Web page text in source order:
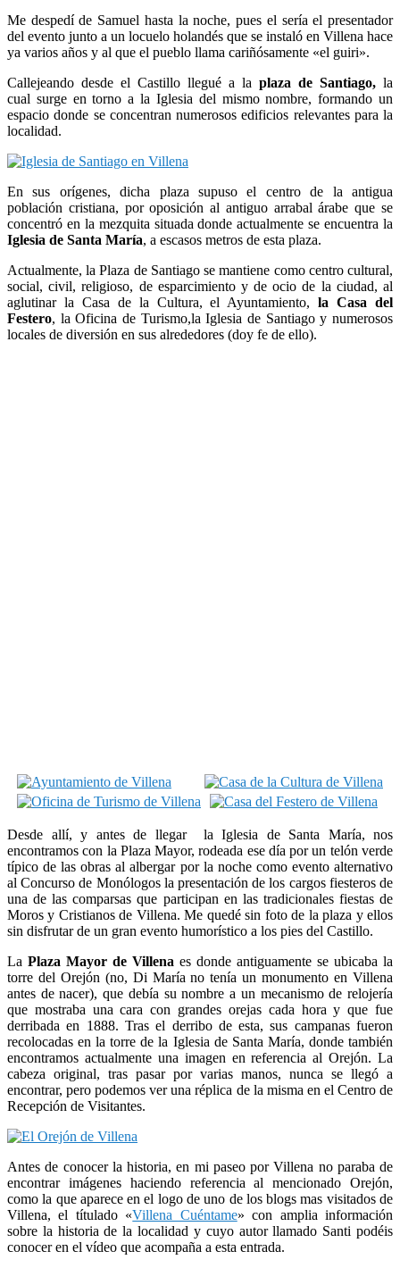
Me despedí de Samuel hasta la noche, pues el sería el presentador
del evento junto a un locuelo holandés que se instaló en Villena hace
ya varios años y al que el pueblo llama cariñósamente «el guiri».
Callejeando desde el Castillo llegué a la plaza de Santiago, la
cual surge en torno a la Iglesia del mismo nombre, formando un
espacio donde se concentran numerosos edificios relevantes para la
localidad.
En sus orígenes, dicha plaza supuso el centro de la antigua
población cristiana, por oposición al antiguo arrabal árabe que se
concentró en la mezquita situada donde actualmente se encuentra la
Iglesia de Santa María, a escasos metros de esta plaza.
Actualmente, la Plaza de Santiago se mantiene como centro cultural,
social, civil, religioso, de esparcimiento y de ocio de la ciudad, al
aglutinar la Casa de la Cultura, el Ayuntamiento,la Casa del
Festero, la Oficina de Turismo,la Iglesia de Santiago y numerosos
locales de diversión en sus alrededores (doy fe de ello).
Desde allí, y antes de llegar la Iglesia de Santa María, nos
encontramos con la Plaza Mayor, rodeada ese día por un telón verde
típico de las obras al albergar por la noche como evento alternativo
al Concurso de Monólogos la presentación de los cargos fiesteros de
una de las comparsas que participan en las tradicionales fiestas de
Moros y Cristianos de Villena. Me quedé sin foto de la plaza y ellos
sin disfrutar de un gran evento humorístico a los pies del Castillo.
La Plaza Mayor de Villena es donde antiguamente se ubicaba la
torre del Orejón (no, Di María no tenía un monumento en Villena
antes de nacer), que debía su nombre a un mecanismo de relojería
que mostraba una cara con grandes orejas cada hora y que fue
derribada en 1888. Tras el derribo de esta, sus campanas fueron
recolocadas en la torre de la Iglesia de Santa María, donde también
encontramos actualmente una imagen en referencia al Orejón. La
cabeza original, tras pasar por varias manos, nunca se llegó a
encontrar, pero podemos ver una réplica de la misma en el Centro de
Recepción de Visitantes.
Antes de conocer la historia, en mi paseo por Villena no paraba de
encontrar imágenes haciendo referencia al mencionado Orejón,
como la que aparece en el logo de uno de los blogs mas visitados de
Villena, el títulado «Villena Cuéntame» con amplia información
sobre la historia de la localidad y cuyo autor llamado Santi podéis
conocer en el vídeo que acompaña a esta entrada.